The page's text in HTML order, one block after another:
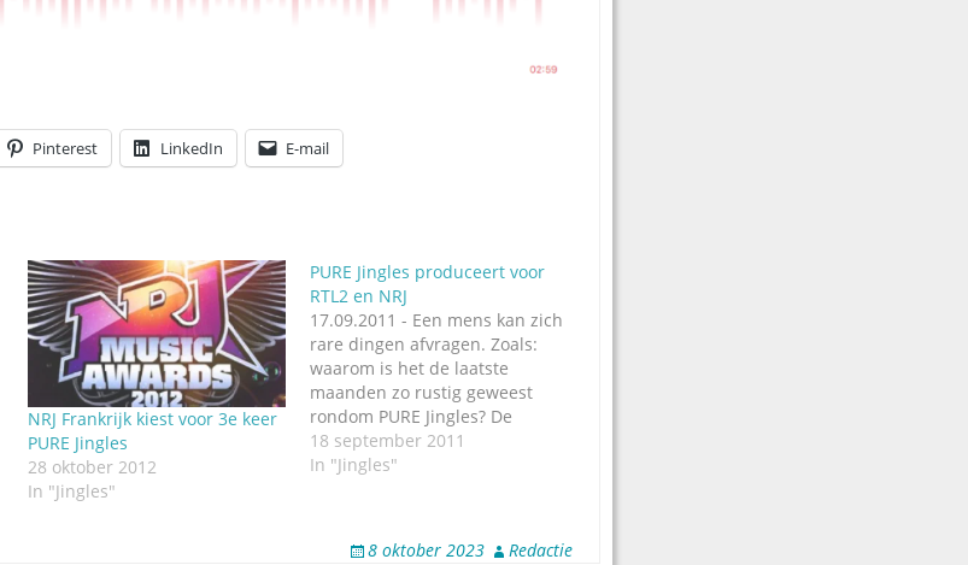
Pinterest LinkedIn E-mail
NRJ Frankrijk kiest voor 3e keer
PURE Jingles
28 oktober 2012
In "Jingles"
PURE Jingles produceert voor
RTL2 en NRJ
17.09.2011 - Een mens kan zich
rare dingen afvragen. Zoals:
waarom is het de laatste
maanden zo rustig geweest
rondom PURE Jingles? De
reden: ze maakten in alle stilte
de nieuwe jingles voor het
18 september 2011
In "Jingles"
8 oktober 2023 Redactie